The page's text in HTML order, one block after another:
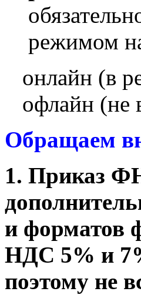
режимом
онлайн (в
офлайн (не
Обращаем
1. Приказ
и форматов
НДС 5% и
поэтому не